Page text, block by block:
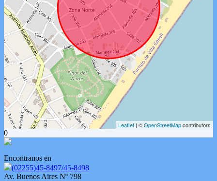
Leaflet | ©OpenStreetMapcontributors
0
Encontranos en
(02255)45-8497/45-8498
Av. Buenos Aires Nº 798